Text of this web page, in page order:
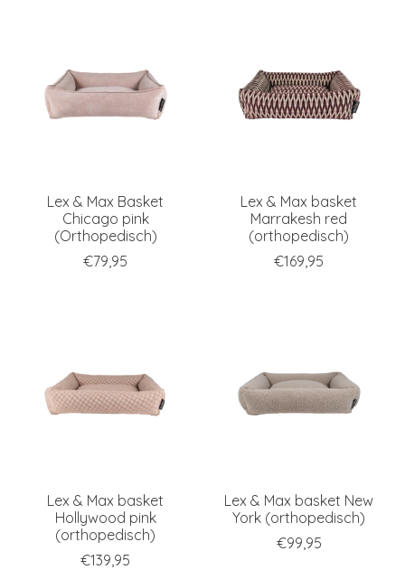
Lex & Max Basket
Chicago pink
(Orthopedisch)
€79,95
Lex & Max basket
Marrakesh red
(orthopedisch)
€169,95
Lex & Max basket
Hollywood pink
(orthopedisch)
€139,95
Lex & Max basket New
York (orthopedisch)
€99,95